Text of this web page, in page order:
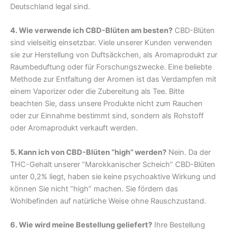
Deutschland legal sind.
4. Wie verwende ich CBD-Blüten am besten? CBD-Blüten
sind vielseitig einsetzbar. Viele unserer Kunden verwenden
sie zur Herstellung von Duftsäckchen, als Aromaprodukt zur
Raumbeduftung oder für Forschungszwecke. Eine beliebte
Methode zur Entfaltung der Aromen ist das Verdampfen mit
einem Vaporizer oder die Zubereitung als Tee. Bitte
beachten Sie, dass unsere Produkte nicht zum Rauchen
oder zur Einnahme bestimmt sind, sondern als Rohstoff
oder Aromaprodukt verkauft werden.
5. Kann ich von CBD-Blüten “high” werden? Nein. Da der
THC-Gehalt unserer “Marokkanischer Scheich” CBD-Blüten
unter 0,2% liegt, haben sie keine psychoaktive Wirkung und
können Sie nicht “high” machen. Sie fördern das
Wohlbefinden auf natürliche Weise ohne Rauschzustand.
6. Wie wird meine Bestellung geliefert? Ihre Bestellung